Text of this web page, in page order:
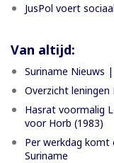
JusPol voert
Van altijd:
Suriname Nieuws
Overzicht leningen
Hasrat voormalig
voor Horb (1983)
Per werkdag komt
Suriname